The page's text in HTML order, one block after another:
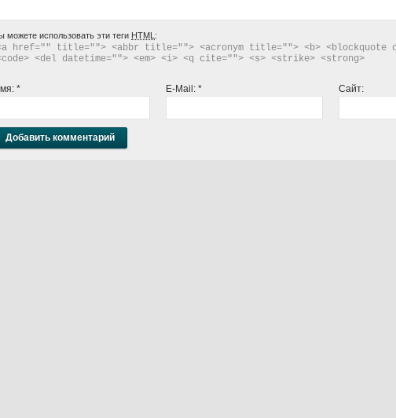
можете использовать эти теги HTML :
href="" title=""> <abbr title=""> <acronym title=""> <b> <blockquote
<del datetime=""> <em> <i> <q cite=""> <s> <strike> <strong>
* E-Mail: * Сайт: